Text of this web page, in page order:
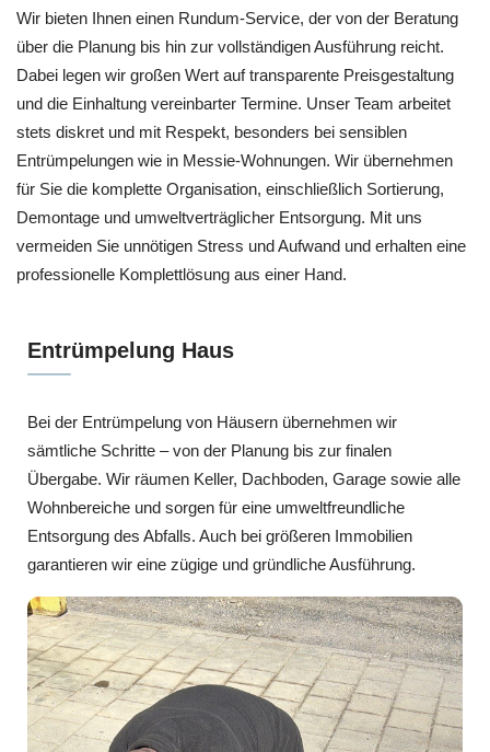
Wir bieten Ihnen einen Rundum-Service, der von der Beratung
über die Planung bis hin zur vollständigen Ausführung reicht.
Dabei legen wir großen Wert auf transparente Preisgestaltung
und die Einhaltung vereinbarter Termine. Unser Team arbeitet
stets diskret und mit Respekt, besonders bei sensiblen
Entrümpelungen wie in Messie-Wohnungen. Wir übernehmen
für Sie die komplette Organisation, einschließlich Sortierung,
Demontage und umweltverträglicher Entsorgung. Mit uns
vermeiden Sie unnötigen Stress und Aufwand und erhalten eine
professionelle Komplettlösung aus einer Hand.
Entrümpelung Haus
Bei der Entrümpelung von Häusern übernehmen wir
sämtliche Schritte – von der Planung bis zur finalen
Übergabe. Wir räumen Keller, Dachboden, Garage sowie alle
Wohnbereiche und sorgen für eine umweltfreundliche
Entsorgung des Abfalls. Auch bei größeren Immobilien
garantieren wir eine zügige und gründliche Ausführung.